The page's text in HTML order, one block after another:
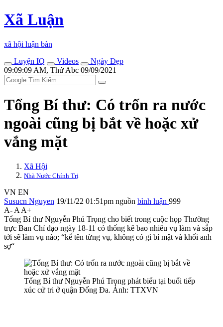
Xã Luận
xã hội luận bàn
Luyện IQ
Videos
Ngày Đẹp
09:09:09 AM, Thứ Abc 09/09/2021
Tổng Bí thư: Có trốn ra nước
ngoài cũng bị bắt về hoặc xử
vắng mặt
Xã Hội
Nhà Nước Chính Trị
VN EN
Susucn Nguyen 19/11/22 01:51pm nguồn bình luận 999
A- A A+
Tổng Bí thư Nguyễn Phú Trọng cho biết trong cuộc họp Thường
trực Ban Chỉ đạo ngày 18-11 có thống kê bao nhiêu vụ làm và sắp
tới sẽ làm vụ nào; “kể tên từng vụ, không có gì bí mật và khối anh
sợ“
Tổng Bí thư Nguyễn Phú Trọng phát biểu tại buổi tiếp
xúc cử tri ở quận Đống Đa. Ảnh: TTXVN